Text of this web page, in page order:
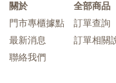
關於
門市專櫃據點
最新消息
聯絡我們
全部商品
訂單查詢
訂單相關